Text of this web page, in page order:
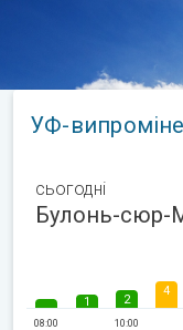
УФ-
сьогодні
Булонь-сюр-
08:00
1 2
10:00
4